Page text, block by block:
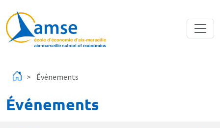
Événements
Événements